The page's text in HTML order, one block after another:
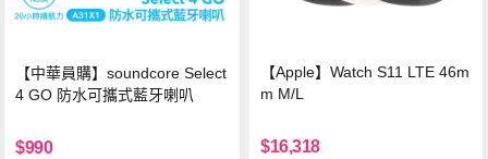
【中華員購】soundcore Select
4 GO 防水可攜式藍牙喇叭
$990
【Apple】Watch S11 LTE 46m
m M/L
$16,318